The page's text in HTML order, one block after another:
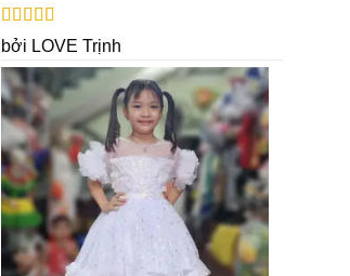
Được xếp
hạng55 sao
bởi LOVE Trịnh